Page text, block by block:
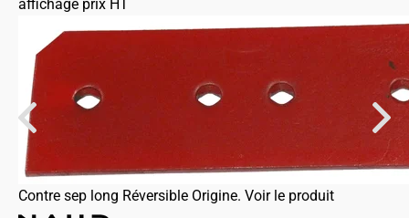
affichage prix HT
Contre sep long Réversible Origine. Voir le produit